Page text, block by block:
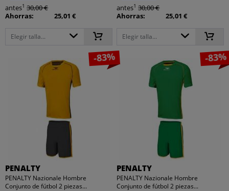
antes1 30,00 €
Ahorras:
25,01 €
Elegir talla...
antes1 30,00 €
Ahorras:
25,01 €
Elegir talla...
-83%
PENALTY
PENALTY Nazionale Hombre
Conjunto de fútbol 2 piezas...
-83%
PENALTY
PENALTY Nazionale Hombre
Conjunto de fútbol 2 piezas...